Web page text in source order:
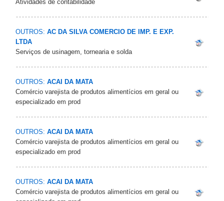
Atividades de contabilidade
OUTROS: AC DA SILVA COMERCIO DE IMP. E EXP.
LTDA
Serviços de usinagem, tornearia e solda
OUTROS: ACAI DA MATA
Comércio varejista de produtos alimentícios em geral ou
especializado em prod
OUTROS: ACAI DA MATA
Comércio varejista de produtos alimentícios em geral ou
especializado em prod
OUTROS: ACAI DA MATA
Comércio varejista de produtos alimentícios em geral ou